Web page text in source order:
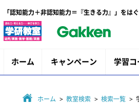
「認知能力＋非認知能力＝『生きる力』」をは
ホーム キャンペーン 学習コ
ホーム > 教室検索 > 検索一覧 >